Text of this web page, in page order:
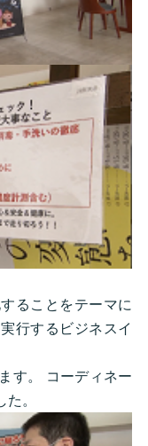
ることをテーマに
行するビジネスイ
す。 コーディネー
。